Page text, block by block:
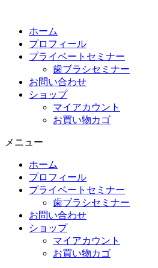
ホーム
プロフィール
プライベートセミナー
歯ブラシセミナー
お問い合わせ
ショップ
マイアカウント
お買い物カゴ
メニュー
ホーム
プロフィール
プライベートセミナー
歯ブラシセミナー
お問い合わせ
ショップ
マイアカウント
お買い物カゴ